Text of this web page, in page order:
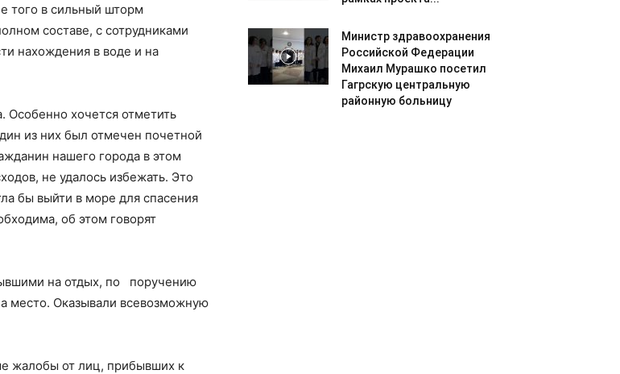
того в сильный шторм
составе, с сотрудниками
нахождения в воде и на
Особенно хочется отметить
из них был отмечен почетной
нашего города в этом
не удалось избежать. Это
бы выйти в море для спасения
об этом говорят
на отдых, по поручению
место. Оказывали всевозможную
жалобы от лиц, прибывших к
Министр здравоохранения
Российской Федерации
Михаил Мурашко посетил
Гагрскую центральную
районную больницу